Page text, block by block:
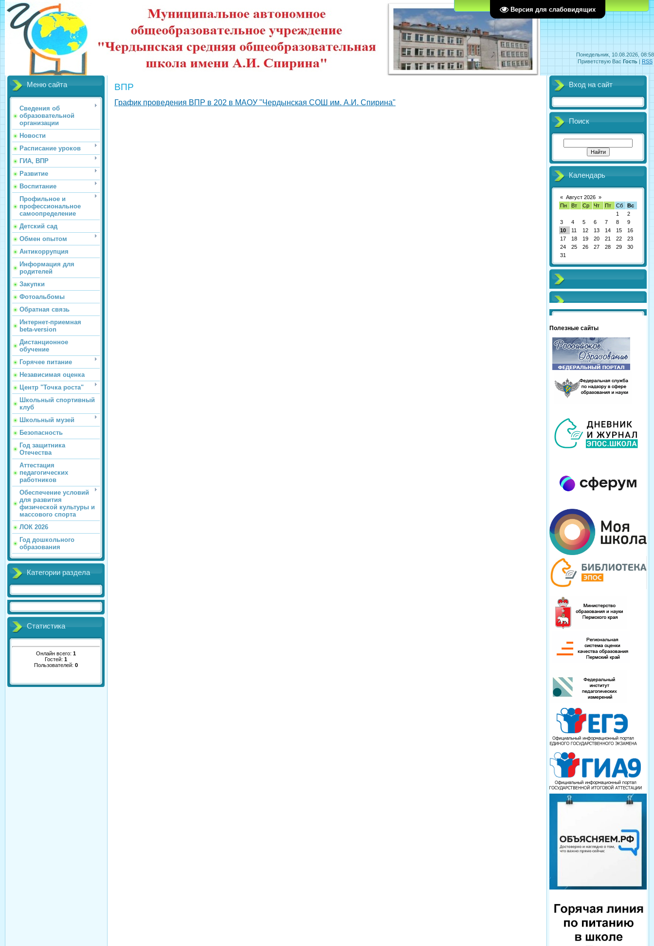
Версия для слабовидящих
Понедельник, 10.08.2026, 08:58
Приветствую Вас Гость | RSS
Меню сайта
Сведения об
образовательной
организации
Новости
Расписание уроков
ГИА, ВПР
Развитие
Воспитание
Профильное и
профессиональное
самоопределение
Детский сад
Обмен опытом
Антикоррупция
Информация для
родителей
Закупки
Фотоальбомы
Обратная связь
Интернет-приемная
beta-version
Дистанционное
обучение
Горячее питание
Независимая оценка
Центр "Точка роста"
Школьный спортивный
клуб
Школьный музей
Безопасность
Год защитника
Отечества
Аттестация
педагогических
работников
Обеспечение условий
для развития
физической культуры и
массового спорта
ЛОК 2026
Год дошкольного
образования
Категории раздела
Статистика
Онлайн всего: 1
Гостей: 1
Пользователей: 0
ВПР
График проведения ВПР в 202 в МАОУ "Чердынская СОШ им. А.И. Спирина"
Вход на сайт
Поиск
Календарь
« Август 2026 »
Пн
Вт Ср Чт Пт Сб
Вс
1
2
3
4 5 6 7 8
9
10
11 12 13 14 15
16
17
18 19 20 21 22
23
24
25 26 27 28 29
30
31
Полезные сайты